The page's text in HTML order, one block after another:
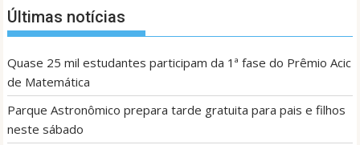
Últimas notícias
Quase 25 mil estudantes participam da 1ª fase do Prêmio Acic
de Matemática
Parque Astronômico prepara tarde gratuita para pais e filhos
neste sábado